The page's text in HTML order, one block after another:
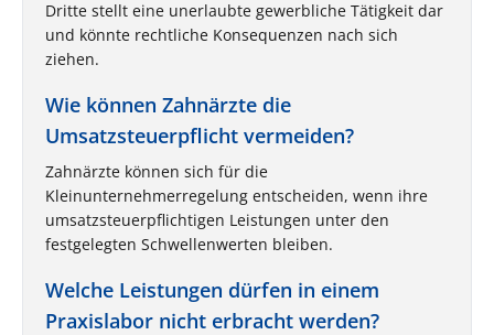
Dritte stellt eine unerlaubte gewerbliche Tätigkeit dar
und könnte rechtliche Konsequenzen nach sich
ziehen.
Wie können Zahnärzte die
Umsatzsteuerpflicht vermeiden?
Zahnärzte können sich für die
Kleinunternehmerregelung entscheiden, wenn ihre
umsatzsteuerpflichtigen Leistungen unter den
festgelegten Schwellenwerten bleiben.
Welche Leistungen dürfen in einem
Praxislabor nicht erbracht werden?